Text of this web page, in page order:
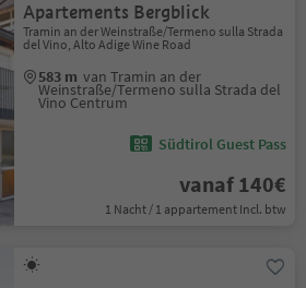
Apartements Bergblick
Tramin an der Weinstraße/Termeno sulla Strada
del Vino, Alto Adige Wine Road
583 m van Tramin an der
Weinstraße/Termeno sulla Strada del
Vino Centrum
Südtirol Guest Pass
vanaf 140€
1 Nacht / 1 appartement Incl. btw